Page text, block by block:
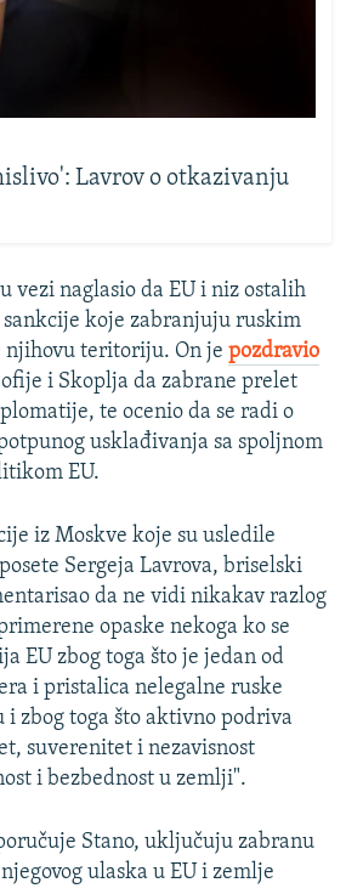
Lavrov o otkazivanju
vezi naglasio da EU i niz ostalih
koje zabranjuju ruskim
njihovu teritoriju. On je pozdravio
i Skoplja da zabrane prelet
te ocenio da se radi o
usklađivanja sa spoljnom
EU.
iz Moskve koje su usledile
Sergeja Lavrova, briselski
da ne vidi nikakav razlog
opaske nekoga ko se
EU zbog toga što je jedan od
i pristalica nelegalne ruske
i zbog toga što aktivno podriva
suverenitet i nezavisnost
i bezbednost u zemlji".
Stano, uključuju zabranu
ulaska u EU i zemlje